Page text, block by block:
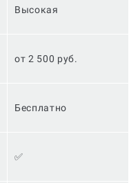
Высокая
от 2 500 руб.
Бесплатно
✅